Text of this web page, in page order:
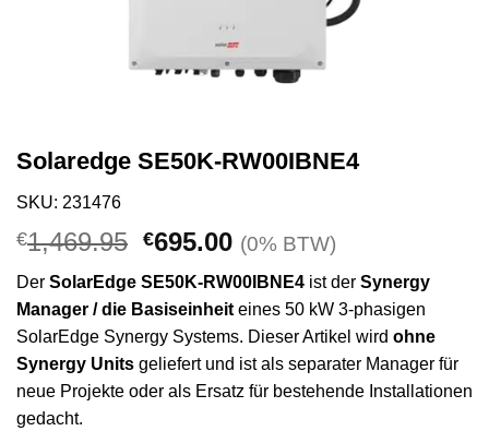
Solaredge SE50K-RW00IBNE4
SKU: 231476
€1,469.95 Ursprünglicher
war:
€1,469.95
€695.00Aktueller
ist:
€695.00.
(0% BTW)
Der SolarEdge SE50K-RW00IBNE4 ist der Synergy
Manager / die Basiseinheit eines 50 kW 3-phasigen
SolarEdge Synergy Systems. Dieser Artikel wird ohne
Synergy Units geliefert und ist als separater Manager für
neue Projekte oder als Ersatz für bestehende Installationen
gedacht.